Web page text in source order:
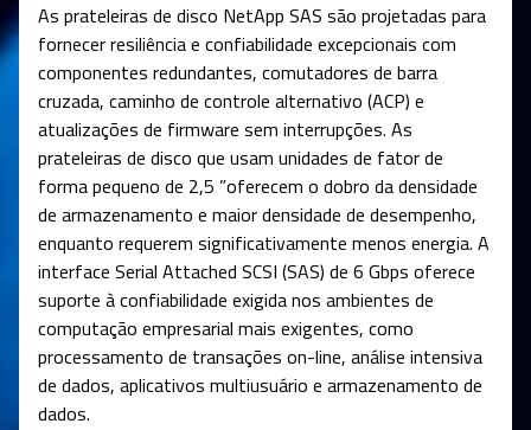
As prateleiras de disco NetApp SAS são projetadas para
fornecer resiliência e confiabilidade excepcionais com
componentes redundantes, comutadores de barra
cruzada, caminho de controle alternativo (ACP) e
atualizações de firmware sem interrupções. As
prateleiras de disco que usam unidades de fator de
forma pequeno de 2,5 ”oferecem o dobro da densidade
de armazenamento e maior densidade de desempenho,
enquanto requerem significativamente menos energia. A
interface Serial Attached SCSI (SAS) de 6 Gbps oferece
suporte à confiabilidade exigida nos ambientes de
computação empresarial mais exigentes, como
processamento de transações on-line, análise intensiva
de dados, aplicativos multiusuário e armazenamento de
dados.